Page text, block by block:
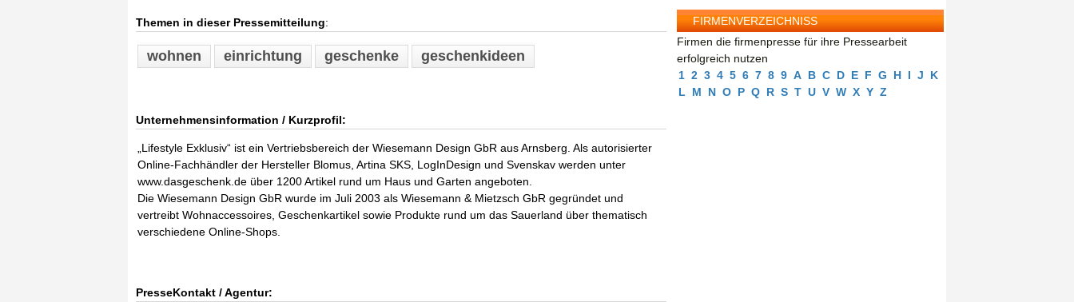
Themen in dieser Pressemitteilung:
wohnen einrichtung geschenke geschenkideen
Unternehmensinformation / Kurzprofil:
„Lifestyle Exklusiv“ ist ein Vertriebsbereich der Wiesemann Design GbR aus Arnsberg. Als autorisierter
Online-Fachhändler der Hersteller Blomus, Artina SKS, LogInDesign und Svenskav werden unter
www.dasgeschenk.de über 1200 Artikel rund um Haus und Garten angeboten.
Die Wiesemann Design GbR wurde im Juli 2003 als Wiesemann & Mietzsch GbR gegründet und
vertreibt Wohnaccessoires, Geschenkartikel sowie Produkte rund um das Sauerland über thematisch
verschiedene Online-Shops.
PresseKontakt / Agentur:
FIRMENVERZEICHNISS
Firmen die firmenpresse für ihre Pressearbeit
erfolgreich nutzen
1 2 3 4 5 6 7 8 9 A B C D E F G H I J
K
L
M N O P Q R S T U V W X Y Z